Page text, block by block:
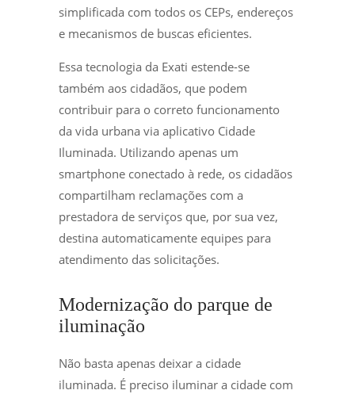
simplificada com todos os CEPs, endereços
e mecanismos de buscas eficientes.
Essa tecnologia da Exati estende-se
também aos cidadãos, que podem
contribuir para o correto funcionamento
da vida urbana via aplicativo Cidade
Iluminada. Utilizando apenas um
smartphone conectado à rede, os cidadãos
compartilham reclamações com a
prestadora de serviços que, por sua vez,
destina automaticamente equipes para
atendimento das solicitações.
Modernização do parque de
iluminação
Não basta apenas deixar a cidade
iluminada. É preciso iluminar a cidade com